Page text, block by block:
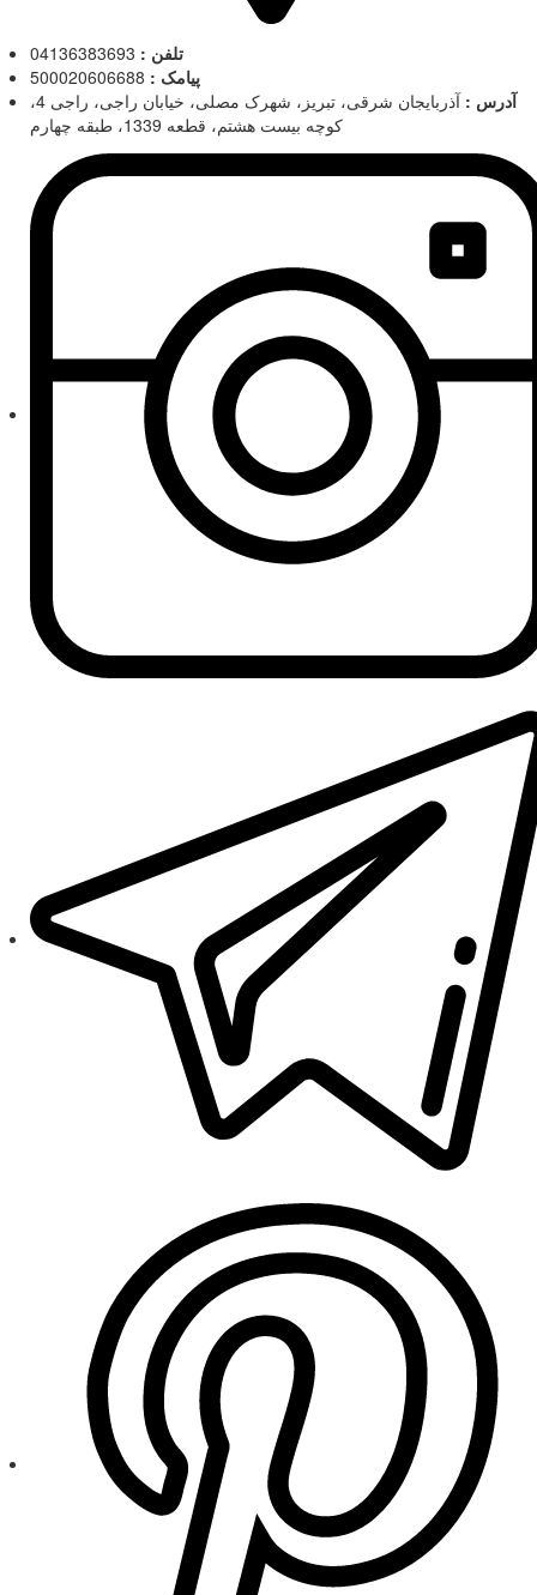
تلفن :
پیامک :
آدرس :
آذربایجان شرقی، تبریز، شهرک مصلی، خیابان راجی، راجی 4،
کوچه بیست هشتم، قطعه 1339، طبقه چهارم